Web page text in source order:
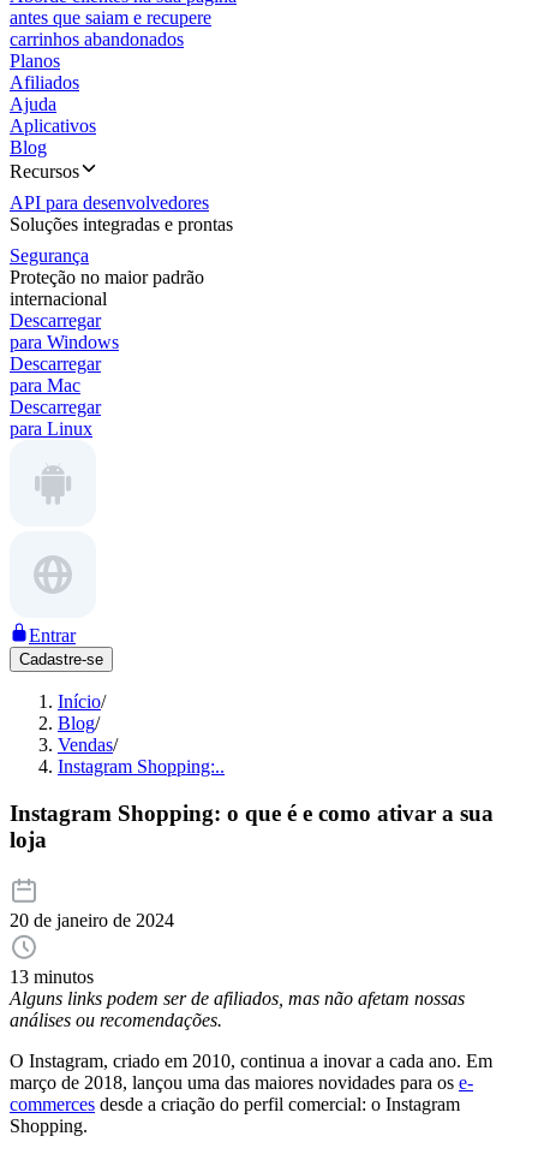
antes que saiam e recupere
carrinhos abandonados
Planos
Afiliados
Ajuda
Aplicativos
Blog
Recursos
API para desenvolvedores
Soluções integradas e prontas
Segurança
Proteção no maior padrão
internacional
Descarregar
para Windows
Descarregar
para Mac
Descarregar
para Linux
Entrar
Cadastre-se
Início/
Blog/
Vendas/
Instagram Shopping:..
Instagram Shopping: o que é e como ativar a sua
loja
20 de janeiro de 2024
13 minutos
Alguns links podem ser de afiliados, mas não afetam nossas
análises ou recomendações.
O Instagram, criado em 2010, continua a inovar a cada ano. Em
março de 2018, lançou uma das maiores novidades para os e-
commerces desde a criação do perfil comercial: o Instagram
Shopping.